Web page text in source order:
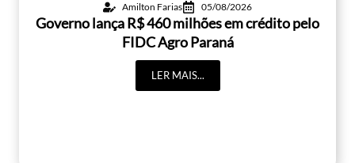
Amilton Farias 05/08/2026
Governo lança R$ 460 milhões em crédito pelo
FIDC Agro Paraná
LER MAIS...